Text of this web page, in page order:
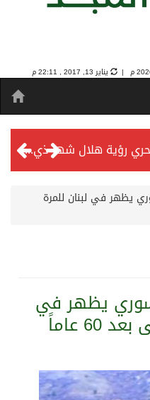
يناير 13, 2017 , 22:11 م
المحكمة العليا تدعو إلى تحري رؤية هلال شهر ذي الحجة مساء يوم الأحد الثلاثين من شهر ذي القعدة -حسب تقويم أم القرى- التاسع والعشرين حسب قرار المحكمة العليا
يظهر في لبنان للمرة
يظهر في
عاماً